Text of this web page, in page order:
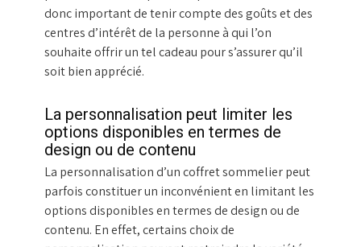
donc important de tenir compte des goûts et des
centres d’intérêt de la personne à qui l’on
souhaite offrir un tel cadeau pour s’assurer qu’il
soit bien apprécié.
La personnalisation peut limiter les
options disponibles en termes de
design ou de contenu
La personnalisation d’un coffret sommelier peut
parfois constituer un inconvénient en limitant les
options disponibles en termes de design ou de
contenu. En effet, certains choix de